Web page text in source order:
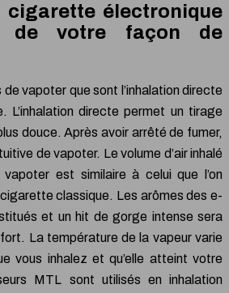
cigarette électronique
de votre façon de
vapoter que sont l’inhalation directe
L’inhalation directe permet un tirage
douce. Après avoir arrêté de fumer,
de vapoter. Le volume d’air inhalé
est similaire à celui que l’on
classique. Les arômes des e-
et un hit de gorge intense sera
La température de la vapeur varie
vous inhalez et qu’elle atteint votre
MTL sont utilisés en inhalation